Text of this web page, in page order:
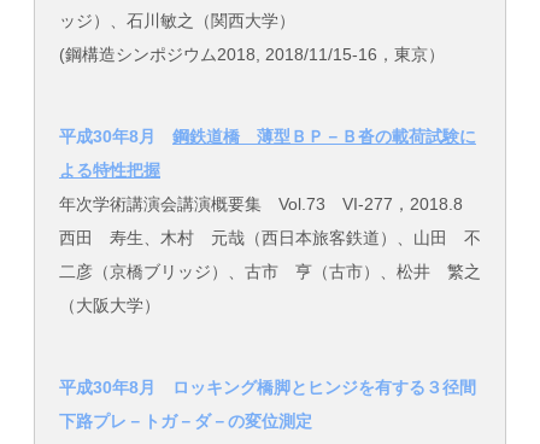
ッジ）、石川敏之（関西大学）
(鋼構造シンポジウム2018, 2018/11/15-16，東京）
平成30年8月 鋼鉄道橋 薄型ＢＰ－Ｂ沓の載荷試験に
よる特性把握
年次学術講演会講演概要集 Vol.73 VI-277，2018.8
西田 寿生、木村 元哉（西日本旅客鉄道）、山田 不
二彦（京橋ブリッジ）、古市 亨（古市）、松井 繁之
（大阪大学）
平成30年8月 ロッキング橋脚とヒンジを有する３径間
下路プレ－トガ－ダ－の変位測定